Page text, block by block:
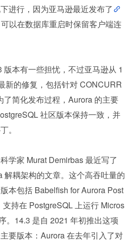
进行，因为亚马逊最近发布了
可以在数据库重启时保留客户端连
本有一些担忧，不过亚马逊从 1
新的修复，包括针对 CONCURR
了简化发布过程，Aurora 的主要
社区版本保持一致，并
。
学家 Murat Demirbas 最近写了
解耦架构的文章。这个高吞吐量的
本包括 Babelfish for Aurora Post
持在 PostgreSQL 上运行 Micros
。14.3 是自 2021 年初推出这项
要版本：Aurora 在去年引入了对